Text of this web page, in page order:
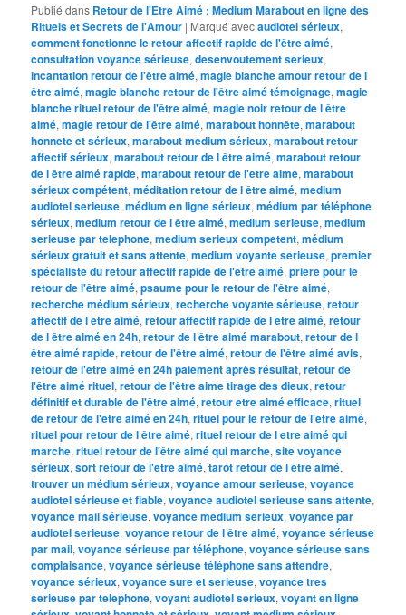
Publié dans Retour de l'Être Aimé : Medium Marabout en ligne des
Rituels et Secrets de l'Amour | Marqué avecaudiotel sérieux,
comment fonctionne le retour affectif rapide de l'être aimé,
consultation voyance sérieuse,desenvoutement serieux,
incantation retour de l'être aimé,magie blanche amour retour de l
être aimé,magie blanche retour de l'être aimé témoignage,magie
blanche rituel retour de l'être aimé,magie noir retour de l être
aimé,magie retour de l'être aimé,marabout honnête,marabout
honnete et sérieux,marabout medium sérieux,marabout retour
affectif sérieux,marabout retour de l être aimé,marabout retour
de l être aimé rapide,marabout retour de l'etre aime,marabout
sérieux compétent,méditation retour de l être aimé,medium
audiotel serieuse,médium en ligne sérieux,médium par téléphone
sérieux,medium retour de l être aimé,medium serieuse,medium
serieuse par telephone,medium serieux competent,médium
sérieux gratuit et sans attente,medium voyante serieuse,premier
spécialiste du retour affectif rapide de l'être aimé,priere pour le
retour de l'être aimé,psaume pour le retour de l'être aimé,
recherche médium sérieux,recherche voyante sérieuse,retour
affectif de l être aimé,retour affectif rapide de l être aimé,retour
de l être aimé en 24h,retour de l être aimé marabout,retour de l
être aimé rapide,retour de l'être aimé,retour de l'être aimé avis,
retour de l'être aimé en 24h paiement après résultat,retour de
l'être aimé rituel,retour de l'être aime tirage des dieux,retour
définitif et durable de l'être aimé,retour etre aimé efficace,rituel
de retour de l'être aimé en 24h,rituel pour le retour de l'être aimé,
rituel pour retour de l être aimé,rituel retour de l etre aimé qui
marche,rituel retour de l'être aimé qui marche,site voyance
sérieux,sort retour de l'être aimé,tarot retour de l être aimé,
trouver un médium sérieux,voyance amour serieuse,voyance
audiotel sérieuse et fiable,voyance audiotel serieuse sans attente,
voyance mail sérieuse,voyance medium serieux,voyance par
audiotel serieuse,voyance retour de l être aimé,voyance sérieuse
par mail,voyance sérieuse par téléphone,voyance sérieuse sans
complaisance,voyance sérieuse téléphone sans attendre,
voyance sérieux,voyance sure et serieuse,voyance tres
serieuse par telephone,voyant audiotel serieux,voyant en ligne